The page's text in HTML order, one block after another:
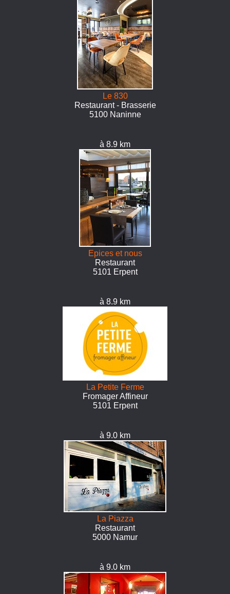
Le 830
Restaurant - Brasserie
5100 Naninne
à 8.9 km
Epices et nous
Restaurant
5101 Erpent
à 8.9 km
La Petite Ferme
Fromager Affineur
5101 Erpent
à 9.0 km
La Piazza
Restaurant
5000 Namur
à 9.0 km